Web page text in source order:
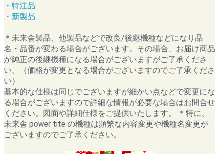
・特注品
・新製品
＊未来舎製品、他製品などで改良/後継機種などになり品
名・品番が変わる場合がございます。その場合、お届け商品
が純正の後継機種になる場合がございますがご了承くださ
い。（価格が変更となる場合がございますのでご了承くださ
い）
基本的な仕様は同じでございますが細かい点などで変更にな
る場合がございますので詳細な情報が必要な場合はお問合せ
ください。図面や詳細仕様をご提供いたします。 ＊特に、
未来舎 power tite の機種は頻繁な内容変更や機種名変更が
ございますのでご了承ください。